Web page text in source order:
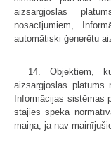
aizsargjoslas
nosacījumiem,
automātiski ģenerētu
14. Objektiem,
aizsargjoslas platums
Informācijas sistēmas
stājies spēkā
maiņa, ja nav